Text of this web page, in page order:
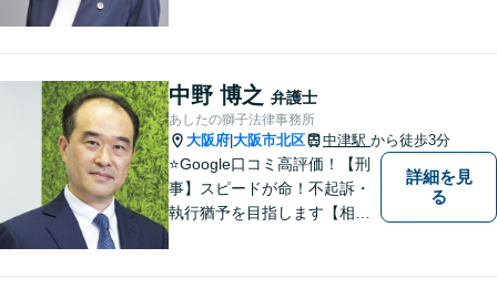
業務、税務処理等も対応して
おります。 お気軽にご相談く
ださい。
中野 博之 弁護士
あしたの獅子法律事務所
大阪府 大阪市北区 中津駅 から徒歩3分
⭐️Google口コミ高評価！【刑
事】スピードが命！不起訴・
執行猶予を目指します【相
詳細を見
る